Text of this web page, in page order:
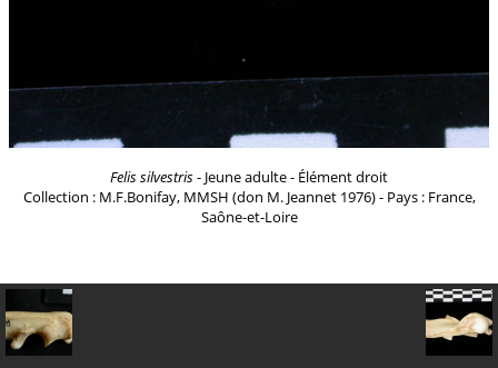
Felis silvestris- Jeune adulte - Élément droit
Collection : M.F.Bonifay, MMSH (don M. Jeannet 1976) - Pays : France,
Saône-et-Loire